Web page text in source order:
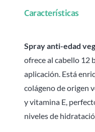
cantidad
Características
Spray anti-edad
ofrece al cabello 12
aplicación. Está
colágeno de origen
y vitamina E,
niveles de